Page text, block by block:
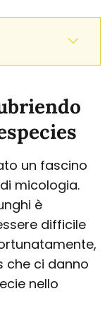
un fascino
micologia.
è
difficile
che ci danno
nello